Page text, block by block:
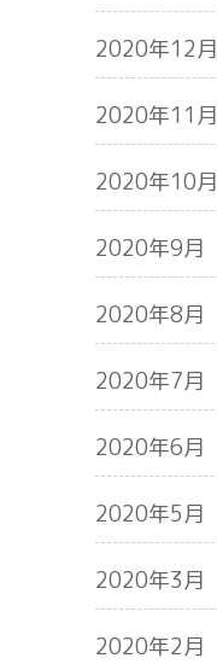
2020年12月
2020年11月
2020年10月
2020年9月
2020年8月
2020年7月
2020年6月
2020年5月
2020年3月
2020年2月